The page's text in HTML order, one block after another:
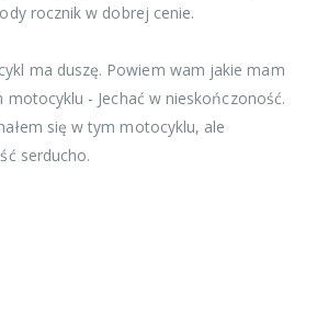
rocznik w dobrej cenie.
ma duszę. Powiem wam jakie mam
- Jechać w nieskończoność.
się w tym motocyklu, ale
serducho.